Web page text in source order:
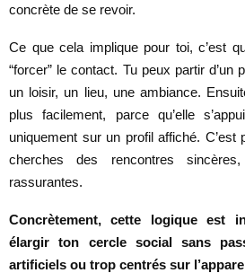
concrète de se revoir.
Ce que cela implique pour toi, c’est
“forcer” le contact. Tu peux partir d’un
un loisir, un lieu, une ambiance.
plus facilement, parce qu’elle
uniquement sur un profil affiché. C’est
cherches des rencontres
rassurantes.
Concrètement, cette logique est
élargir ton cercle social sans
artificiels ou trop centrés sur